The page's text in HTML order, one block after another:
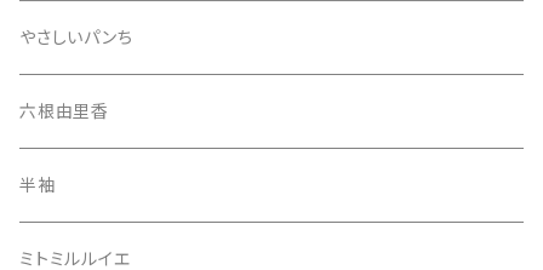
やさしいパンち
六根由里香
半袖
ミトミルルイエ